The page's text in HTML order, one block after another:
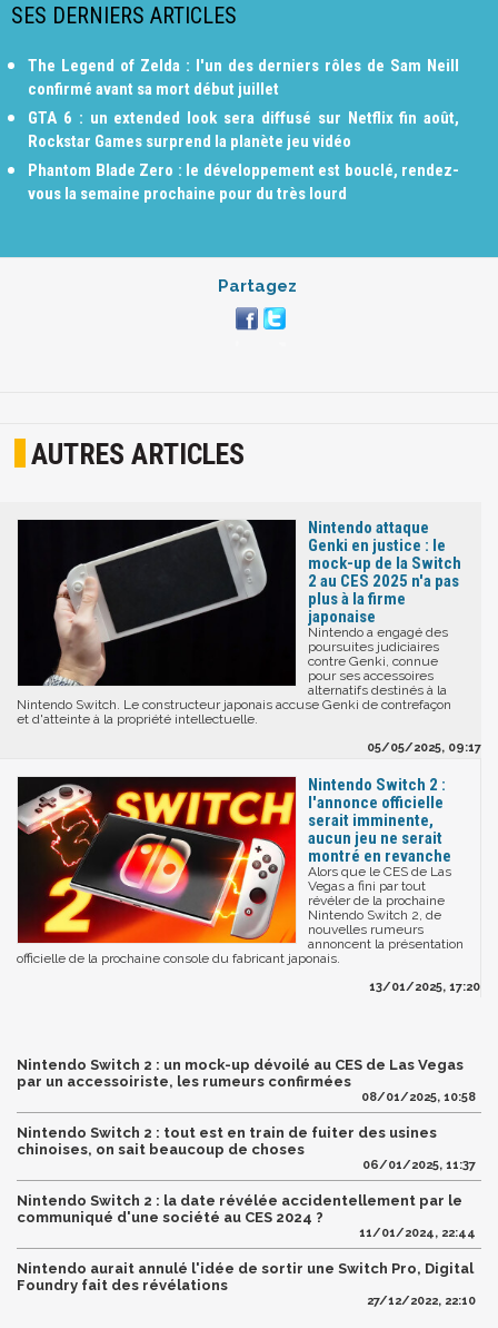
SES DERNIERS ARTICLES
The Legend of Zelda : l'un des derniers rôles de Sam Neill
confirmé avant sa mort début juillet
GTA 6 : un extended look sera diffusé sur Netflix fin août,
Rockstar Games surprend la planète jeu vidéo
Phantom Blade Zero : le développement est bouclé, rendez-
vous la semaine prochaine pour du très lourd
Partagez
AUTRES ARTICLES
Nintendo attaque
Genki en justice : le
mock-up de la Switch
2 au CES 2025 n'a pas
plus à la firme
japonaise
Nintendo a engagé des
poursuites judiciaires
contre Genki, connue
pour ses accessoires
alternatifs destinés à la
Nintendo Switch. Le constructeur japonais accuse Genki de contrefaçon
et d'atteinte à la propriété intellectuelle.
05/05/2025, 09:17
Nintendo Switch 2 :
l'annonce officielle
serait imminente,
aucun jeu ne serait
montré en revanche
Alors que le CES de Las
Vegas a fini par tout
révéler de la prochaine
Nintendo Switch 2, de
nouvelles rumeurs
annoncent la présentation
officielle de la prochaine console du fabricant japonais.
13/01/2025, 17:20
Nintendo Switch 2 : un mock-up dévoilé au CES de Las Vegas
par un accessoiriste, les rumeurs confirmées
08/01/2025, 10:58
Nintendo Switch 2 : tout est en train de fuiter des usines
chinoises, on sait beaucoup de choses
06/01/2025, 11:37
Nintendo Switch 2 : la date révélée accidentellement par le
communiqué d'une société au CES 2024 ?
11/01/2024, 22:44
Nintendo aurait annulé l'idée de sortir une Switch Pro, Digital
Foundry fait des révélations
27/12/2022, 22:10